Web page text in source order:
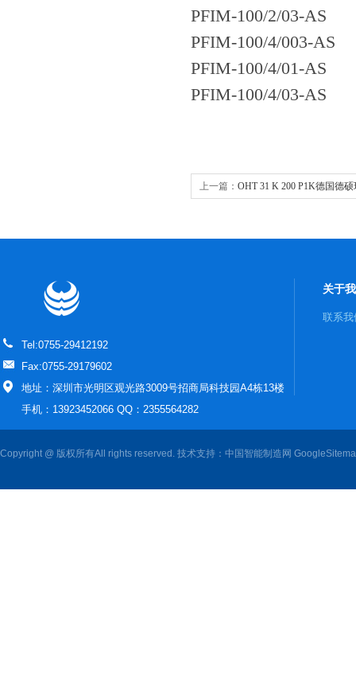
PFIM-100/2/03-AS
PFIM-100/4/003-AS
PFIM-100/4/01-AS
PFIM-100/4/03-AS
上一篇： OHT 31 K 200 P1K德国德
Tel:0755-29412192
Fax:0755-29179602
地址：深圳市光明区观光路3009号招商局科技园A4栋13楼
手机：13923452066 QQ：2355564282
关于
联系我
Copyright @ 版权所有All rights reserved. 技术支持： 中国智能制造网